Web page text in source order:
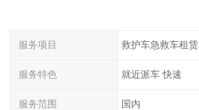
服务项目 救护车急救车租赁
服务特色 就近派车 快速
服务范围 国内